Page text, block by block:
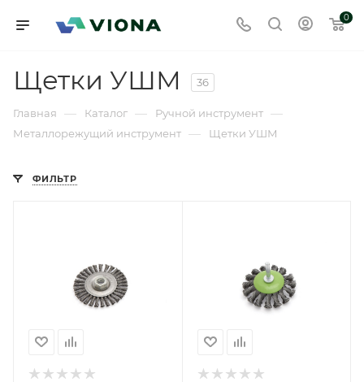
0
Щетки УШМ 36
Главная — Каталог — Ручной инструмент —
Металлорежущий инструмент — Щетки УШМ
ФИЛЬТР